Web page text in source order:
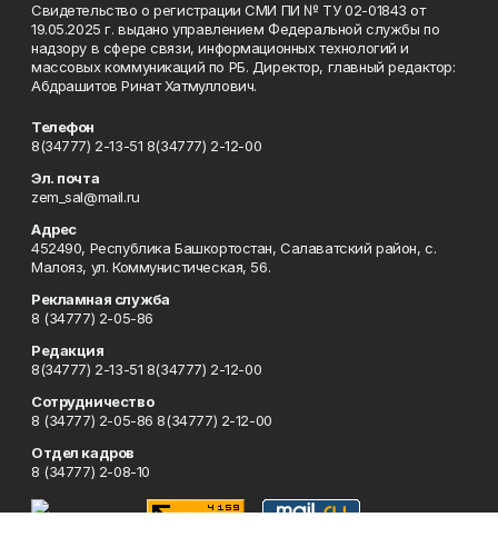
Свидетельство о регистрации СМИ ПИ № ТУ 02-01843 от
19.05.2025 г. выдано управлением Федеральной службы по
надзору в сфере связи, информационных технологий и
массовых коммуникаций по РБ. Директор, главный редактор:
Абдрашитов Ринат Хатмуллович.
Телефон
8(34777) 2-13-51 8(34777) 2-12-00
Эл. почта
zem_sal@mail.ru
Адрес
452490, Республика Башкортостан, Салаватский район, с.
Малояз, ул. Коммунистическая, 56.
Рекламная служба
8 (34777) 2-05-86
Редакция
8(34777) 2-13-51 8(34777) 2-12-00
Сотрудничество
8 (34777) 2-05-86 8(34777) 2-12-00
Отдел кадров
8 (34777) 2-08-10